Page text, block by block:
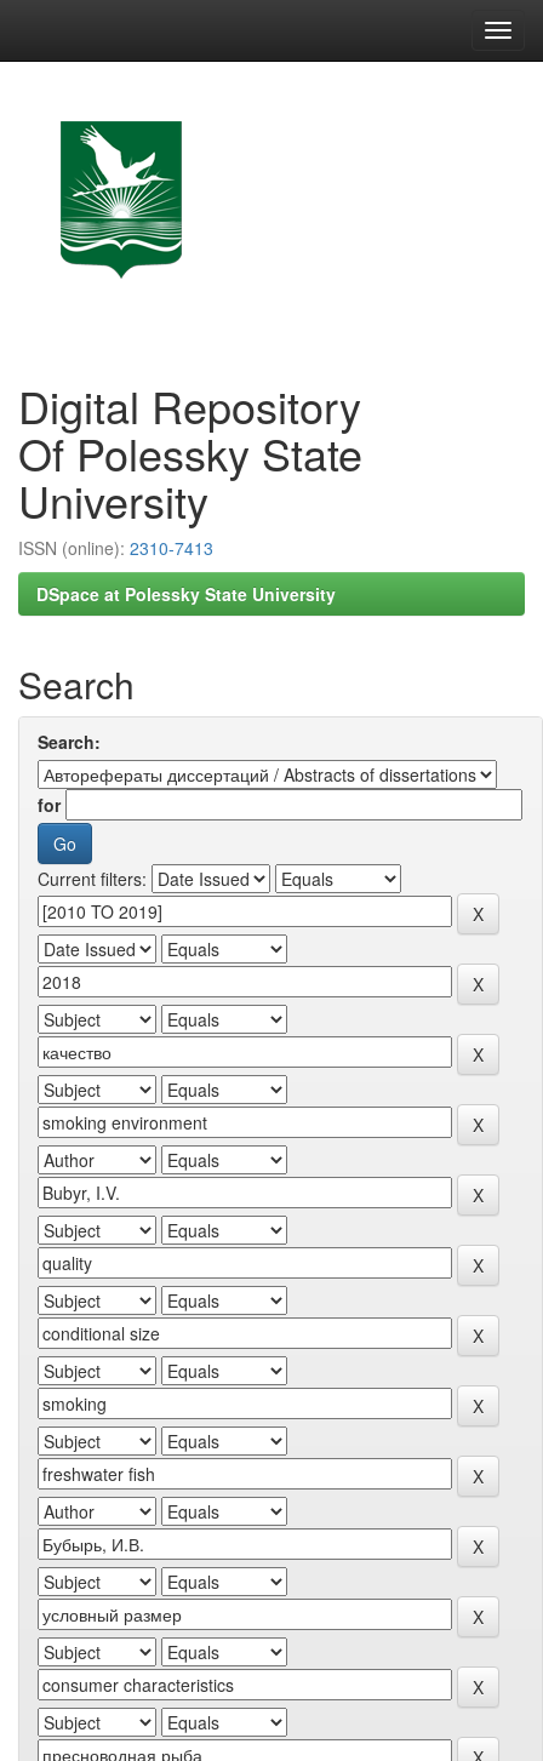
Digital Repository
Of Polessky State
University
ISSN (online): 2310-7413
DSpace at Polessky State University
Search
Search:
for
Current filters: